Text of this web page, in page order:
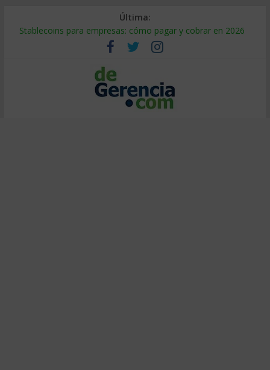
Última:
Stablecoins para empresas: cómo pagar y cobrar en 2026
Despido silencioso: qué es y por qué sale tan caro
IA en selección de personal: cómo auditarla a tiempo
Trabajo forzoso en la cadena de suministro: qué hacer
Mercado hispano de EE. UU.: cómo segmentarlo y venderle